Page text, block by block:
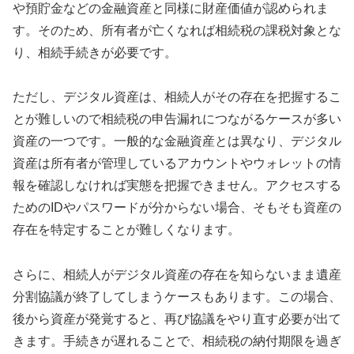
や預貯金などの金融資産と同様に財産価値が認められま
す。そのため、所有者が亡くなれば相続税の課税対象とな
り、相続手続きが必要です。
ただし、デジタル資産は、相続人がその存在を把握するこ
とが難しいので相続税の申告漏れにつながるケースが多い
資産の一つです。一般的な金融資産とは異なり、デジタル
資産は所有者が管理しているアカウントやウォレットの情
報を確認しなければ実態を把握できません。アクセスする
ためのIDやパスワードが分からない場合、そもそも資産の
存在を特定することが難しくなります。
さらに、相続人がデジタル資産の存在を知らないまま遺産
分割協議が終了してしまうケースもあります。この場合、
後から資産が発覚すると、再び協議をやり直す必要が出て
きます。手続きが遅れることで、相続税の納付期限を過ぎ